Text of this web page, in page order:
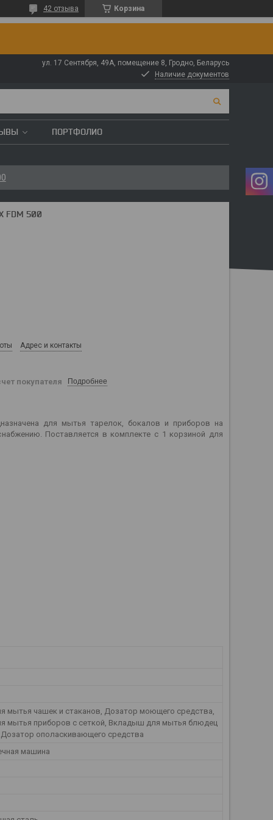
Корзина
42 отзыва
ул. 17 Сентября, 49А, помещение 8, Гродно, Беларусь
Наличие документов
ПОРТФОЛИО
FDM 500
Адрес и контакты
покупателя Подробнее
для мытья тарелок, бокалов и приборов на
Поставляется в комплекте с 1 корзиной для
мытья чашек и стаканов, Дозатор моющего средства,
мытья приборов с сеткой, Вкладыш для мытья блюдец
Дозатор ополаскивающего средства
машина